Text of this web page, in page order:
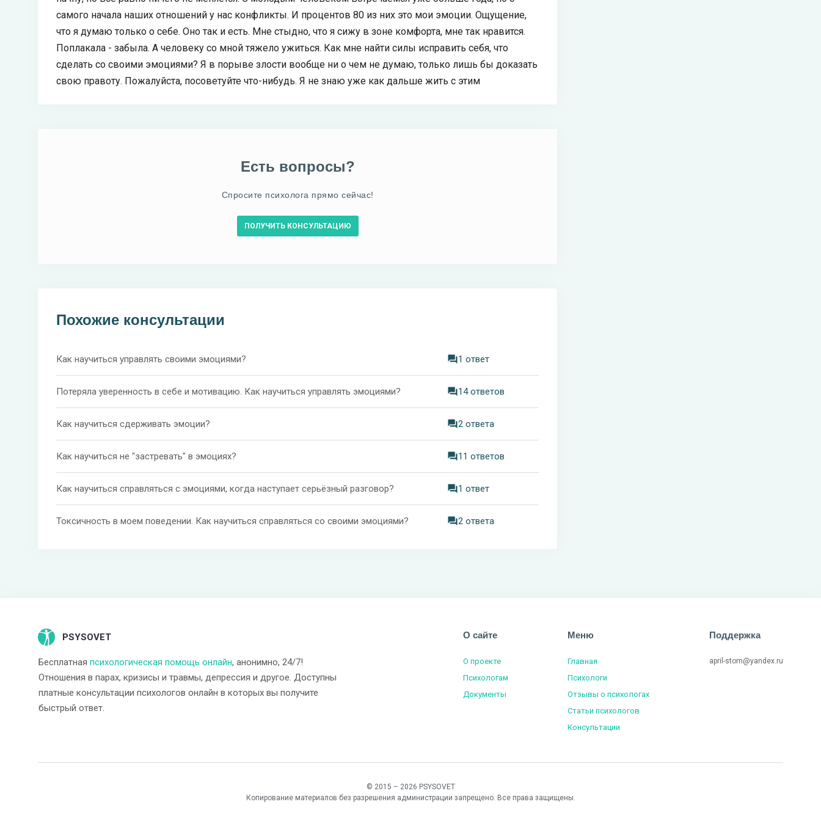
самого начала наших отношений у нас конфликты. И процентов 80 из них это мои эмоции. Ощущение,
что я думаю только о себе. Оно так и есть. Мне стыдно, что я сижу в зоне комфорта, мне так нравится.
Поплакала - забыла. А человеку со мной тяжело ужиться. Как мне найти силы исправить себя, что
сделать со своими эмоциями? Я в порыве злости вообще ни о чем не думаю, только лишь бы доказать
свою правоту. Пожалуйста, посоветуйте что-нибудь. Я не знаю уже как дальше жить с этим
Есть вопросы?
Спросите психолога прямо сейчас!
ПОЛУЧИТЬ КОНСУЛЬТАЦИЮ
Похожие консультации
Как научиться управлять своими эмоциями? 1 ответ
Потеряла уверенность в себе и мотивацию. Как научиться управлять эмоциями? 14 ответов
Как научиться сдерживать эмоции? 2 ответа
Как научиться не "застревать" в эмоциях? 11 ответов
Как научиться справляться с эмоциями, когда наступает серьёзный разговор? 1 ответ
Токсичность в моем поведении. Как научиться справляться со своими эмоциями? 2 ответа
PSYSOVET
Бесплатная психологическая помощь онлайн, анонимно, 24/7!
Отношения в парах, кризисы и травмы, депрессия и другое. Доступны
платные консультации психологов онлайн в которых вы получите
быстрый ответ.
О сайте
О проекте
Психологам
Документы
Меню
Главная
Психологи
Отзывы о психологах
Статьи психологов
Консультации
Поддержка
april-stom@yandex.ru
© 2015 – 2026 PSYSOVET
Копирование материалов без разрешения администрации запрещено. Все права защищены.